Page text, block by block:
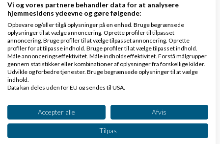
Forsikringstilbud.nuSkrevet30-07-2014kl. 17:26
Mange tak :)
Svar
Vi og vores partnere behandler data for at analysere
hjemmesidens ydeevne og gøre følgende:
Opbevare og/eller tilgå oplysninger på en enhed. Bruge begrænsede
oplysninger til at vælge annoncering. Oprette profiler til tilpasset
annoncering. Bruge profiler til at vælge tilpasset annoncering. Oprette
profiler for at tilpasse indhold. Bruge profiler til at vælge tilpasset indhold.
Måle annonceringseffektivitet. Måle indholdseffektivitet. Forstå målgrupper
gennem statistikker eller kombinationer af oplysninger fra forskellige kilder.
Udvikle og forbedre tjenester. Bruge begrænsede oplysninger til at vælge
indhold.
Data kan deles uden for EU og sendes til USA.
Se partnerliste (2 IAB-leverandører)
Vi bruger dine data til følgende formål:
IAB's behandlingsformål:
Accepter alle Afvis
Tilpas